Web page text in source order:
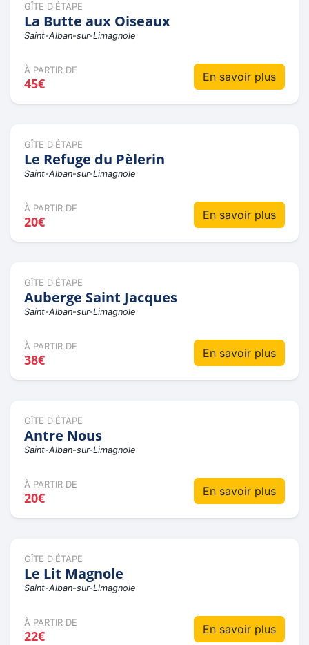
GÎTE D'ÉTAPE
La Butte aux Oiseaux
Saint-Alban-sur-Limagnole
À PARTIR DE
45€ En savoir plus
GÎTE D'ÉTAPE
Le Refuge du Pèlerin
Saint-Alban-sur-Limagnole
À PARTIR DE
20€ En savoir plus
GÎTE D'ÉTAPE
Auberge Saint Jacques
Saint-Alban-sur-Limagnole
À PARTIR DE
38€ En savoir plus
GÎTE D'ÉTAPE
Antre Nous
Saint-Alban-sur-Limagnole
À PARTIR DE
20€ En savoir plus
GÎTE D'ÉTAPE
Le Lit Magnole
Saint-Alban-sur-Limagnole
À PARTIR DE
22€ En savoir plus